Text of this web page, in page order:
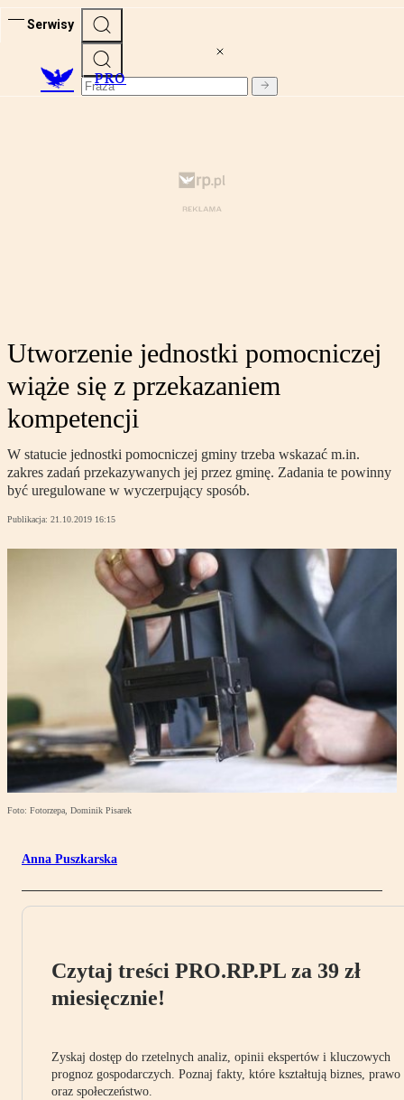
Serwisy
PRO
Utworzenie jednostki pomocniczej
wiąże się z przekazaniem
kompetencji
W statucie jednostki pomocniczej gminy trzeba wskazać m.in.
zakres zadań przekazywanych jej przez gminę. Zadania te powinny
być uregulowane w wyczerpujący sposób.
Publikacja: 21.10.2019 16:15
Foto: Fotorzepa, Dominik Pisarek
Anna Puszkarska
Czytaj treści PRO.RP.PL za 39 zł
miesięcznie!
Zyskaj dostęp do rzetelnych analiz, opinii ekspertów i kluczowych
prognoz gospodarczych. Poznaj fakty, które kształtują biznes, prawo
oraz społeczeństwo.